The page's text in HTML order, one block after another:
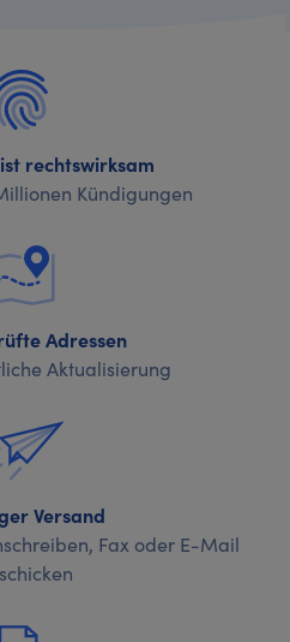
rechtswirksam
Kündigungen
Adressen
Aktualisierung
Versand
Fax oder E-Mail